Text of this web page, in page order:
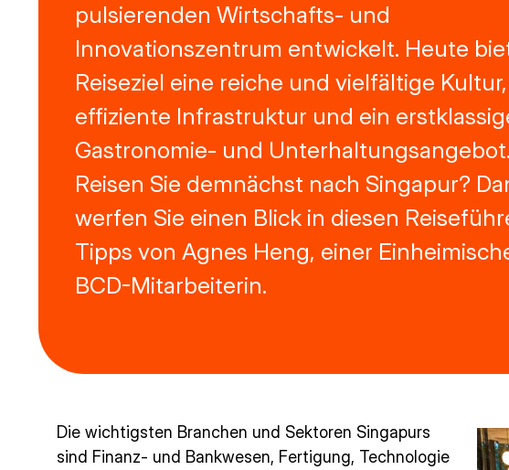
pulsierenden Wirtschafts- und
Innovationszentrum entwickelt. Heute
Reiseziel eine reiche und vielfältige
effiziente Infrastruktur und ein
Gastronomie- und Unterhaltungsangebot.
Reisen Sie demnächst nach Singapur?
werfen Sie einen Blick in diesen
Tipps von Agnes Heng, einer
BCD-Mitarbeiterin.
Die wichtigsten Branchen und Sektoren Singapurs
sind Finanz- und Bankwesen, Fertigung, Technologie